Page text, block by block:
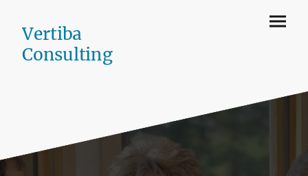
Vertiba
Consulting